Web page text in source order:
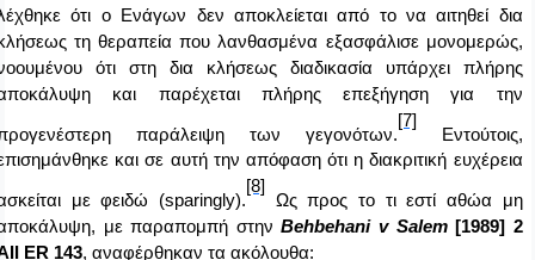
ότι ο Ενάγων δεν αποκλείεται από το να αιτηθεί δια
τη θεραπεία που λανθασμένα εξασφάλισε μονομερώς,
ότι στη δια κλήσεως διαδικασία υπάρχει πλήρης
και παρέχεται πλήρης επεξήγηση για την
παράλειψη των γεγονότων.
[7]
Εντούτοις,
και σε αυτή την απόφαση ότι η διακριτική ευχέρεια
με φειδώ (sparingly).
[8]
Ως προς το τι εστί αθώα μη
με παραπομπή στηνBehbehani v Salem [1989] 2
ER 143, αναφέρθηκαν τα ακόλουθα: